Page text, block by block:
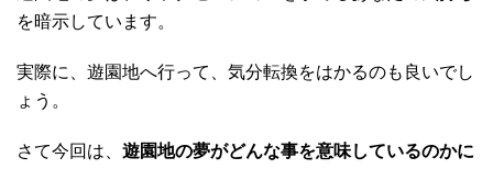
を暗示しています。
実際に、遊園地へ行って、気分転換をはかるのも良いでし
ょう。
さて今回は、 遊園地の夢がどんな事を意味しているのかに